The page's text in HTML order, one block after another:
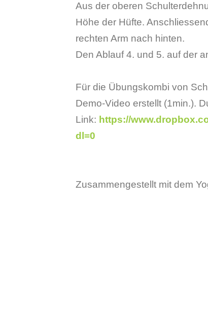
Aus der oberen
Höhe der Hüfte.
rechten Arm nach hinten.
Den Ablauf 4. und 5. auf der
Für die Übungskombi von
Demo-Video erstellt (1min.).
Link: https://
dl=0
Zusammengestellt mit dem